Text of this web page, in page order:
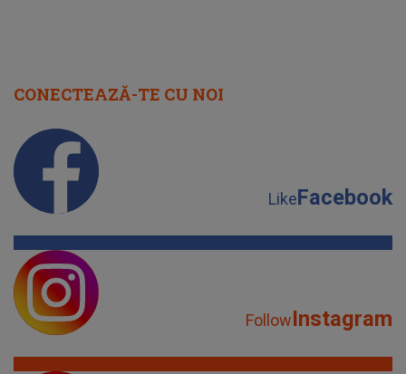
CONECTEAZĂ-TE CU NOI
LikeFacebook
FollowInstagram